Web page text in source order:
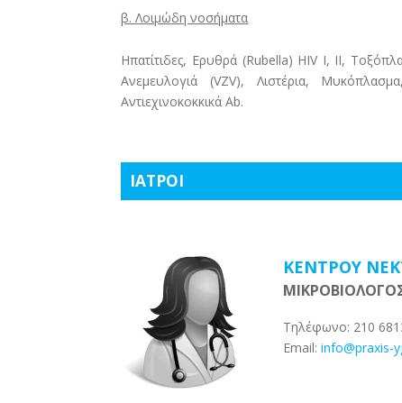
β. Λοιμώδη νοσήματα
Ηπατίτιδες, Ερυθρά (Rubella) HIV I, II,
Ανεμευλογιά (VZV), Λιστέρια,
Αντιεχινοκοκκικά Αb.
ΙΑΤΡΟΙ
ΚΕΝΤΡΟΥ
Τηλέφωνο: 210
Email:info@praxis-